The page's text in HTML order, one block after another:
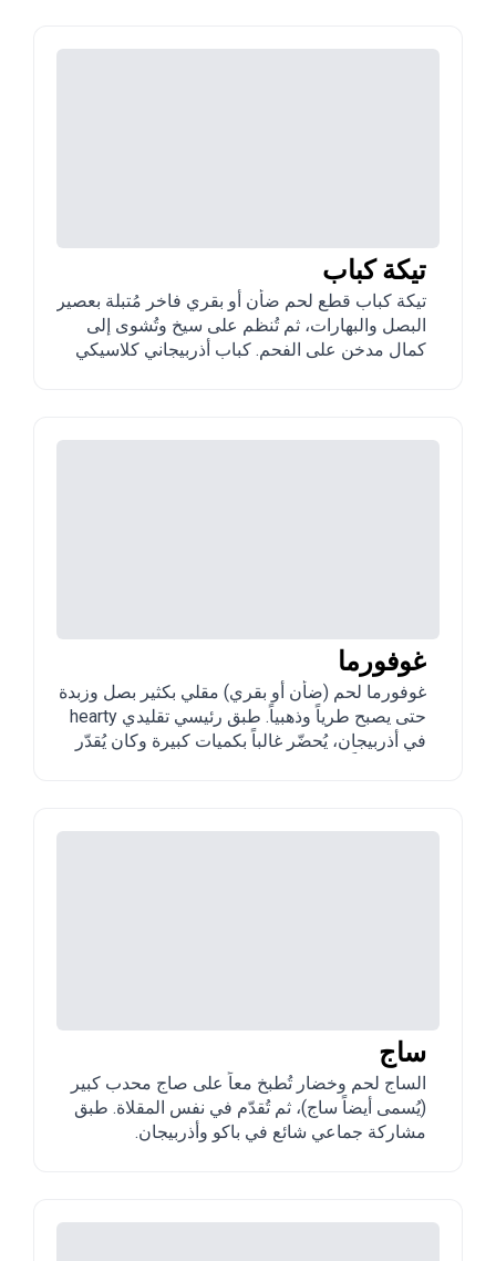
تيكة كباب
تيكة كباب قطع لحم ضأن أو بقري فاخر مُتبلة بعصير
البصل والبهارات، ثم تُنظم على سيخ وتُشوى إلى
كمال مدخن على الفحم. كباب أذربيجاني كلاسيكي
غوفورما
غوفورما لحم (ضأن أو بقري) مقلي بكثير بصل وزبدة
حتى يصبح طرياً وذهبياً. طبق رئيسي تقليدي hearty
في أذربيجان، يُحضّر غالباً بكميات كبيرة وكان يُقدّر
ساج
الساج لحم وخضار تُطبخ معاً على صاج محدب كبير
(يُسمى أيضاً ساج)، ثم تُقدّم في نفس المقلاة. طبق
مشاركة جماعي شائع في باكو وأذربيجان.